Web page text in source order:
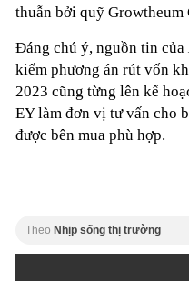
thuẫn bởi quỹ
Đáng chú ý, nguồn tin của
kiếm phương án rút vốn
2023 cũng từng lên kế
EY làm đơn vị tư vấn cho
được bên mua phù hợp.
Theo Nhịp sống thị trường